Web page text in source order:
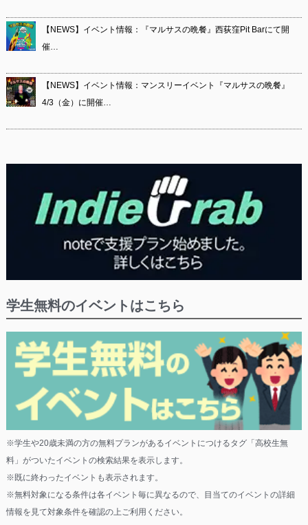
【NEWS】イベント情報：『マルサスの晩餐』西荻窪Pit Barにて開
催…
【NEWS】イベント情報：マンスリーイベント『マルサスの晩餐』
4/3（金）に開催…
学生無料のイベントはこちら
※学生や20歳未満の方の無料プランがあるイベントにつけるタグ「高校生無
料」がついたイベントの検索結果を表示します。
※既に終わったイベントも表示されます。
※無料対象になる条件は各イベント毎に異なるので、目当てのイベントの詳細
情報を見て対象条件を確認の上ご利用ください。